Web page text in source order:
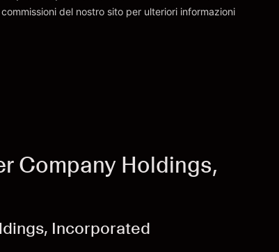
commissioni del nostro sito per ulteriori informazioni
Company Holdings,
Incorporated